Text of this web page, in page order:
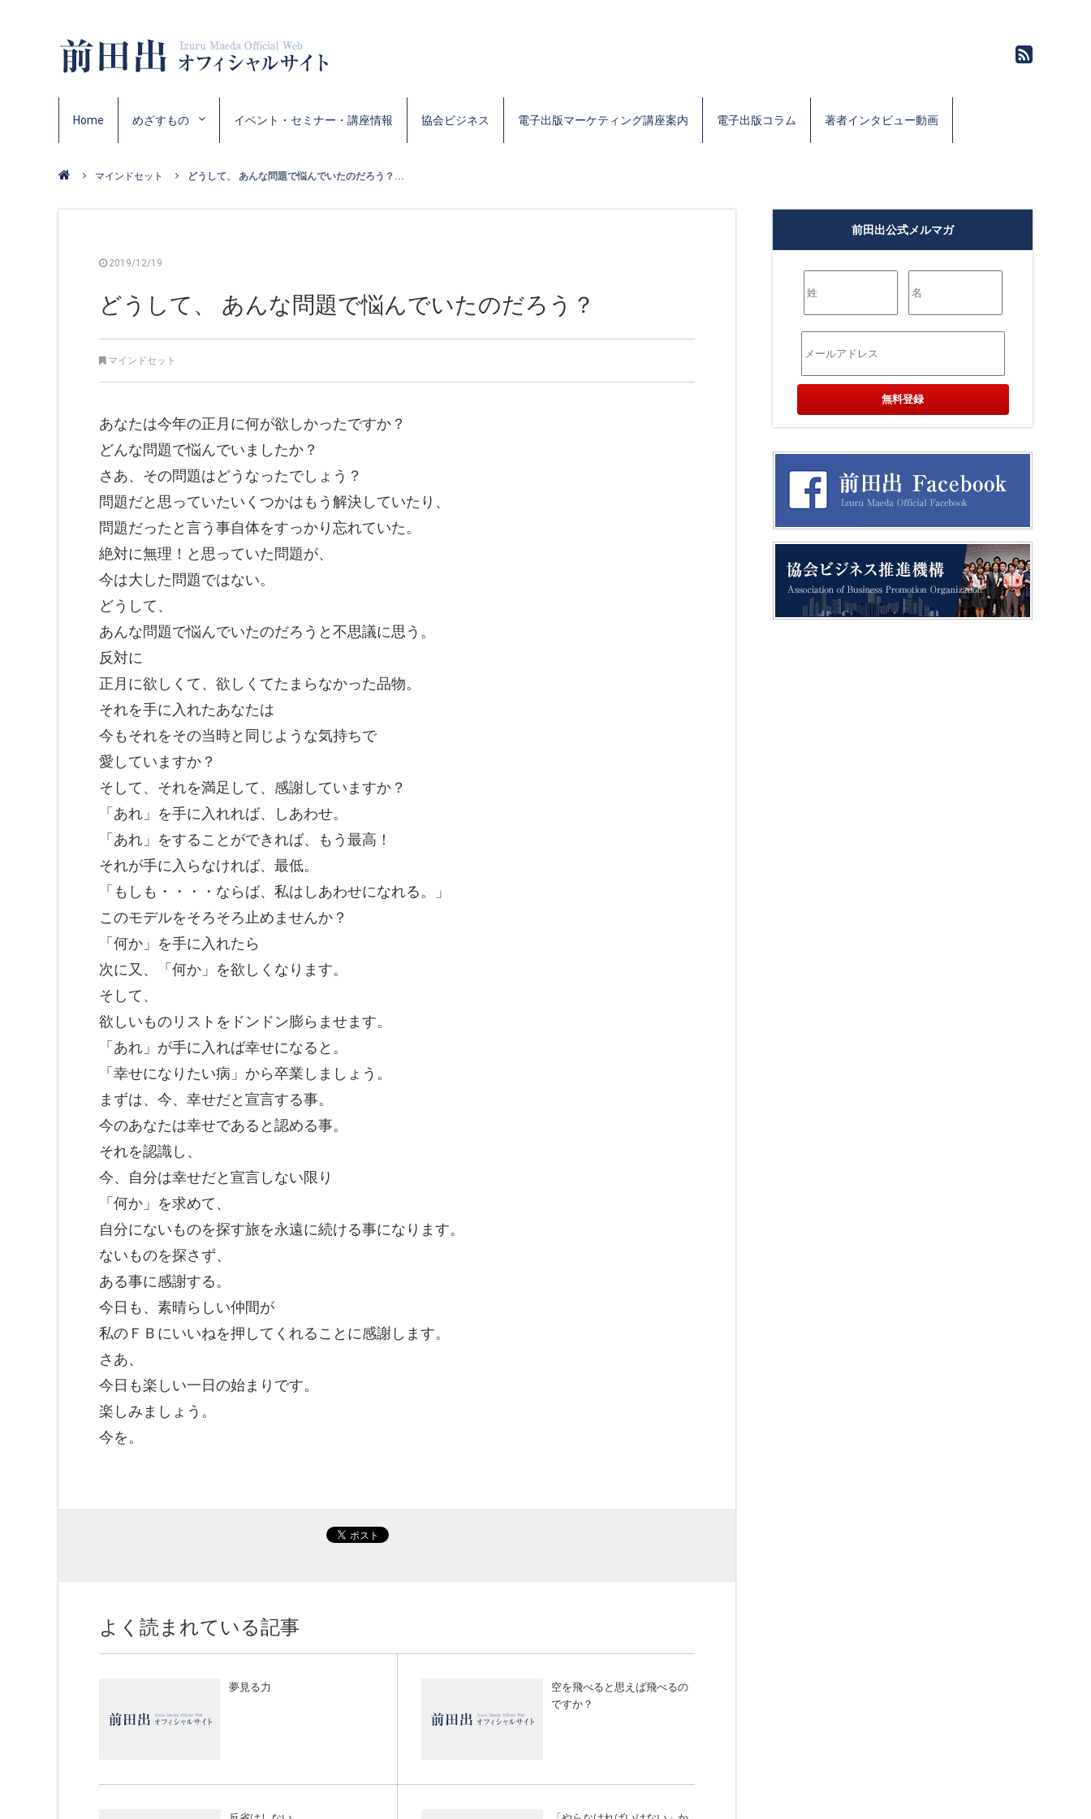
Home めざすもの イベント・セミナー・講座情報 協会ビジネス 電子出版マーケティング講座案内 電子出版コラム 著者インタビュー動画
マインドセット どうして、 あんな問題で悩んでいたのだろう？...
2019/12/19
どうして、 あんな問題で悩んでいたのだろう？
マインドセット
あなたは今年の正月に何が欲しかったですか？
どんな問題で悩んでいましたか？
さあ、その問題はどうなったでしょう？
問題だと思っていたいくつかはもう解決していたり、
問題だったと言う事自体をすっかり忘れていた。
絶対に無理！と思っていた問題が、
今は大した問題ではない。
どうして、
あんな問題で悩んでいたのだろうと不思議に思う。
反対に
正月に欲しくて、欲しくてたまらなかった品物。
それを手に入れたあなたは
今もそれをその当時と同じような気持ちで
愛していますか？
そして、それを満足して、感謝していますか？
「あれ」を手に入れれば、しあわせ。
「あれ」をすることができれば、もう最高！
それが手に入らなければ、最低。
「もしも・・・・ならば、私はしあわせになれる。」
このモデルをそろそろ止めませんか？
「何か」を手に入れたら
次に又、「何か」を欲しくなります。
そして、
欲しいものリストをドンドン膨らませます。
「あれ」が手に入れば幸せになると。
「幸せになりたい病」から卒業しましょう。
まずは、今、幸せだと宣言する事。
今のあなたは幸せであると認める事。
それを認識し、
今、自分は幸せだと宣言しない限り
「何か」を求めて、
自分にないものを探す旅を永遠に続ける事になります。
ないものを探さず、
ある事に感謝する。
今日も、素晴らしい仲間が
私のＦＢにいいねを押してくれることに感謝します。
さあ、
今日も楽しい一日の始まりです。
楽しみましょう。
今を。
よく読まれている記事
夢見る力
空を飛べると思えば飛べるの
ですか？
前田出公式メルマガ